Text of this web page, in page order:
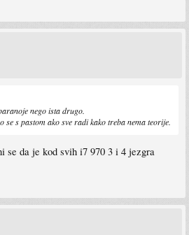
nego ista drugo.
se s pastom ako sve radi kako treba nema teorije.
se da je kod svih i7 970 3 i 4 jezgra